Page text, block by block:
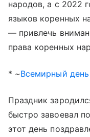
народов, а с 2022
языков коренных
— привлечь
права коренных
* ~Всемирный
Праздник
быстро завоевал
этот день